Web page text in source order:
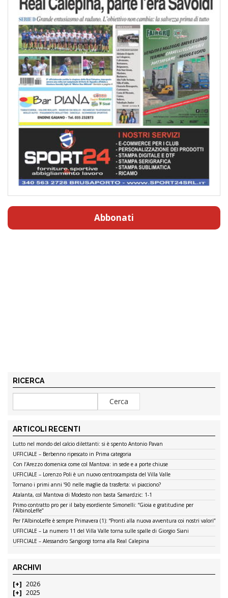
Abbonati
RICERCA
ARTICOLI RECENTI
Lutto nel mondo del calcio dilettanti: si è spento Antonio Pavan
UFFICIALE – Berbenno ripescato in Prima categoria
Con l’Arezzo domenica come col Mantova: in sede e a porte chiuse
UFFICIALE – Lorenzo Poli è un nuovo centrocampista del Villa Valle
Tornano i primi anni ’90 nelle maglie da trasferta: vi piacciono?
Atalanta, col Mantova di Modesto non basta Samardzic: 1-1
Primo contratto pro per il baby esordiente Simonelli: “Gioia e gratitudine per
l’AlbinoLeffe”
Per l’AlbinoLeffe è sempre Primavera (1): “Pronti alla nuova avventura coi nostri valori”
UFFICIALE – La numero 11 del Villa Valle torna sulle spalle di Giorgio Siani
UFFICIALE – Alessandro Sangiorgi torna alla Real Calepina
ARCHIVI
2026
2025